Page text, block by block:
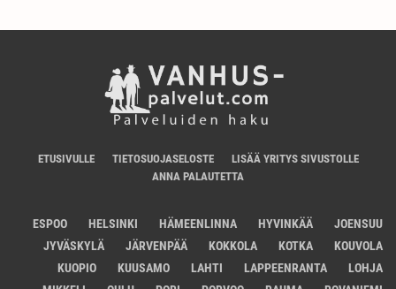
ETUSIVULLE TIETOSUOJASELOSTE
LISÄÄ YRITYS SIVUSTOLLE
ANNA PALAUTETTA
ESPOO HELSINKI HÄMEENLINNA HYVINKÄÄ
JOENSUU
JYVÄSKYLÄ
JÄRVENPÄÄ KOKKOLA KOTKA
KOUVOLA
KUOPIO
KUUSAMO LAHTI LAPPEENRANTA
LOHJA